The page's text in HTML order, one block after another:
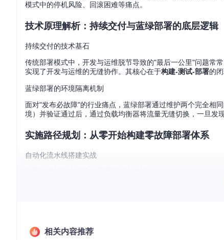
模式中的停机风险、回滚困难等痛点。
技术原理解析：持续交付与蓝绿部署的底层逻辑
持续交付的技术基石
传统部署模式中，开发与运维脱节导致的"最后一公里"问题常
实现了开发与运维的无缝协作。其核心在于构建-测试-部署的
蓝绿部署的环境隔离机制
面对"发布必故障"的行业痛点，蓝绿部署通过维护两个完全相
境）并验证通过后，通过负载均衡器将流量无缝切换，一旦发
实施路径规划：从零开始构建零故障部署体系
自动化流水线搭建实战
代码管理：采用GitFlow分支策略，通过feature分支开发
环境不一致是部署故障的主要根源之一，解决之道在于：
相关内容推荐